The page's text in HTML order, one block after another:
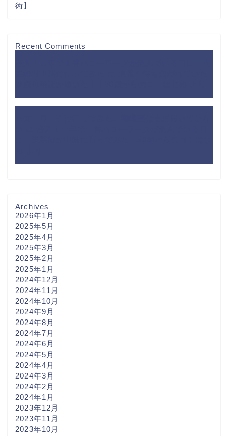
術】
Recent Comments
Archives
2026年1月
2025年5月
2025年4月
2025年3月
2025年2月
2025年1月
2024年12月
2024年11月
2024年10月
2024年9月
2024年8月
2024年7月
2024年6月
2024年5月
2024年4月
2024年3月
2024年2月
2024年1月
2023年12月
2023年11月
2023年10月